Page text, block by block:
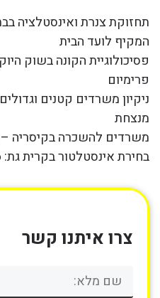
תחזוקת צנרת ואינסטלציה
המקיף לועד הבית
פסיכולוגיית הקונה בשוק
פרימיום
ניקיון משרדים קטנים
מנצחת
משרדים להשכרה בקיסריה –
בחירת אינסטלטור בקרית גת: 6 דברים שלא כדאי לפספס
צרו איתנו קשר